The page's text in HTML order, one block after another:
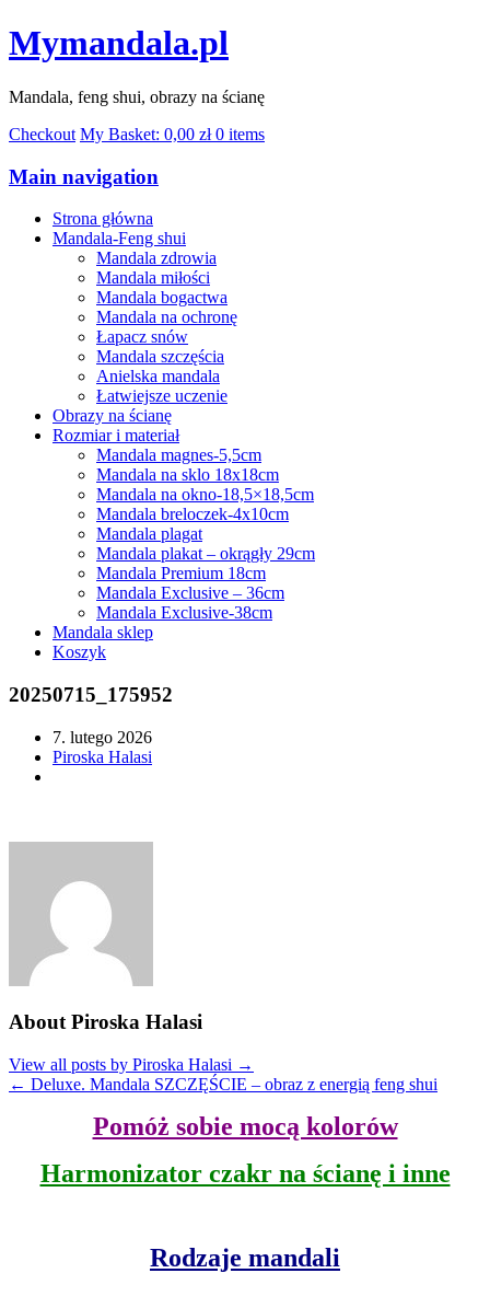
Mymandala.pl
Mandala, feng shui, obrazy na ścianę
Checkout My Basket: 0,00 zł 0 items
Main navigation
Strona główna
Mandala-Feng shui
Mandala zdrowia
Mandala miłości
Mandala bogactwa
Mandala na ochronę
Łapacz snów
Mandala szczęścia
Anielska mandala
Łatwiejsze uczenie
Obrazy na ścianę
Rozmiar i materiał
Mandala magnes-5,5cm
Mandala na sklo 18x18cm
Mandala na okno-18,5×18,5cm
Mandala breloczek-4x10cm
Mandala plagat
Mandala plakat – okrągły 29cm
Mandala Premium 18cm
Mandala Exclusive – 36cm
Mandala Exclusive-38cm
Mandala sklep
Koszyk
20250715_175952
7. lutego 2026
Piroska Halasi
About Piroska Halasi
View all posts by Piroska Halasi →
← Deluxe. Mandala SZCZĘŚCIE – obraz z energią feng shui
Pomóż sobie mocą kolorów
Harmonizator czakr na ścianę i inne
Rodzaje mandali